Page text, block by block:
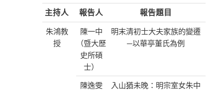
主持人
報告人 報告題目
朱鴻教
授
陳一中
（暨大歷
史所碩
士）
明末清初士大夫家族的變遷
─以華亭董氏為例
陳逸雯
入山猶未晚：明宗室女朱中